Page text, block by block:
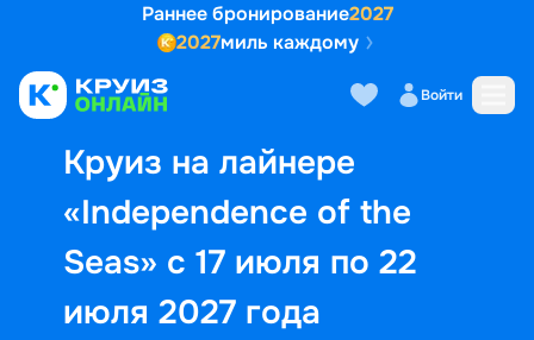
Раннее бронирование2027
2027миль каждому
Войти
Круиз на лайнере
«Independence of the
Seas» с 17 июля по 22
июля 2027 года
Выбор кают Маршрут и